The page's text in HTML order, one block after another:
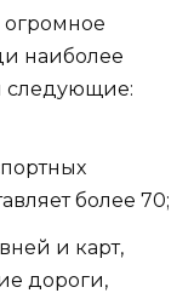
огромное
наиболее
следующие:
более 70;
и карт,
дороги,